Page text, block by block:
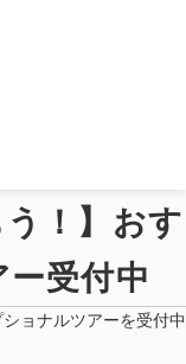
ルツアー受付中
う！】おす
受付中
ョナルツアーを受付中